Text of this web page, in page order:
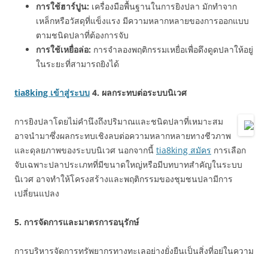
การใช้ฮาร์ปูน: เครื่องมือพื้นฐานในการยิงปลา มักทำจาก
เหล็กหรือวัสดุที่แข็งแรง มีความหลากหลายของการออกแบบ
ตามชนิดปลาที่ต้องการจับ
การใช้เหยื่อล่อ: การจำลองพฤติกรรมเหยื่อเพื่อดึงดูดปลาให้อยู่
ในระยะที่สามารถยิงได้
tia8king เข้าสู่ระบบ 4. ผลกระทบต่อระบบนิเวศ
การยิงปลาโดยไม่คำนึงถึงปริมาณและชนิดปลาที่เหมาะสม
อาจนำมาซึ่งผลกระทบเชิงลบต่อความหลากหลายทางชีวภาพ
และดุลยภาพของระบบนิเวศ นอกจากนี้ tia8king สมัคร การเลือก
จับเฉพาะปลาประเภทที่มีขนาดใหญ่หรือมีบทบาทสำคัญในระบบ
นิเวศ อาจทำให้โครงสร้างและพฤติกรรมของชุมชนปลามีการ
เปลี่ยนแปลง
5. การจัดการและมาตรการอนุรักษ์
การบริหารจัดการทรัพยากรทางทะเลอย่างยั่งยืนเป็นสิ่งที่อยู่ในความ